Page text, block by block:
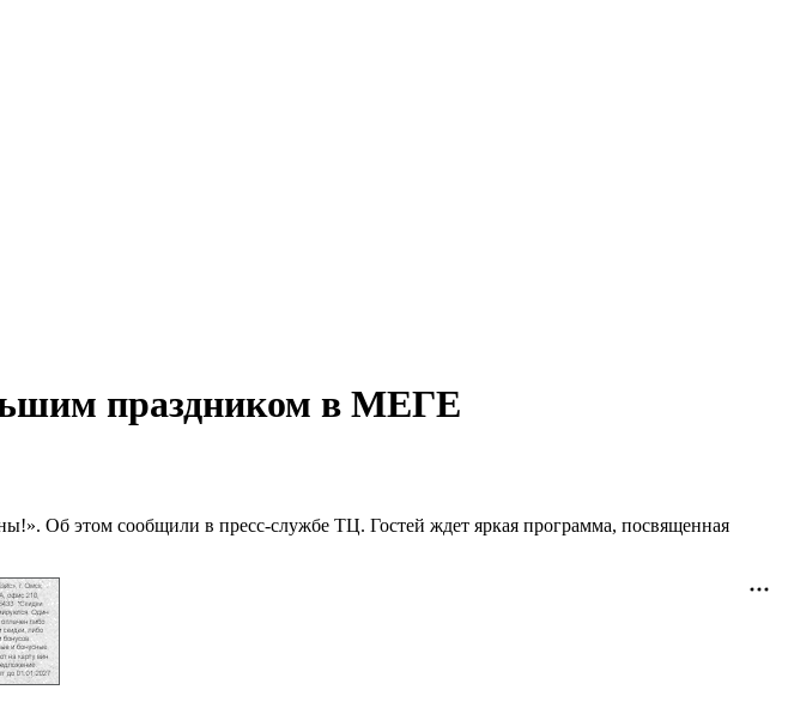
праздником в МЕГЕ
Об этом сообщили в пресс-службе ТЦ. Гостей ждет яркая программа, посвященная